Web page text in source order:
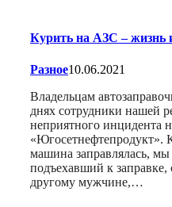
Курить на АЗС – жизнь
Разное10.06.2021
Владельцам
днях сотрудники нашей
неприятного инцидента
«Югосетнефтепродукт».
машина заправлялась,
подъехавший к заправке,
другому мужчине,…